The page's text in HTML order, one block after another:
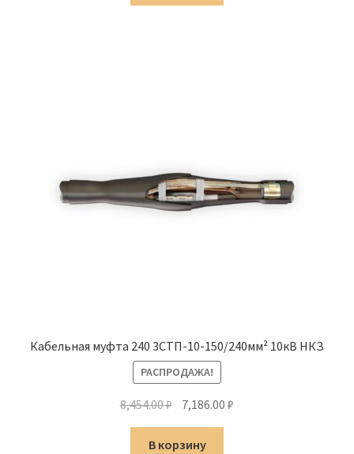
3,552.00 ₽.
Кабельная муфта 240 3СТП-10-150/240мм² 10кВ НКЗ
РАСПРОДАЖА!
8,454.00₽ Первоначальная
цена
составляла
7,186.00₽
В корзину